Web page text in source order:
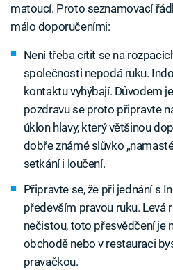
matoucí. Proto seznamovací
málo doporučeními:
Není třeba cítit se na
společnosti nepodá ruku.
kontaktu vyhýbají. Důvodem
pozdravu se proto připravte
úklon hlavy, který většinou
dobře známé slůvko
setkání i loučení.
Připravte se, že při jednání s
především pravou ruku. Levá
nečistou, toto přesvědčení je
obchodě nebo v restauraci
pravačkou.